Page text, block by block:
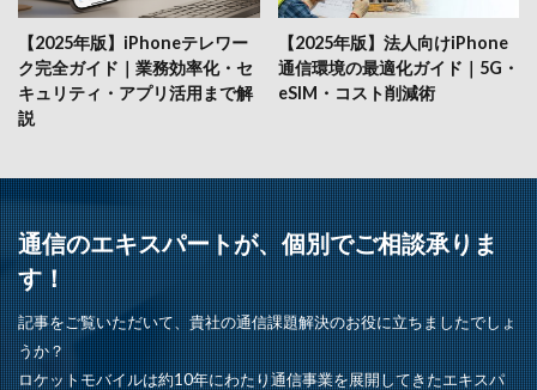
【2025年版】iPhoneテレワー
ク完全ガイド｜業務効率化・セ
キュリティ・アプリ活用まで解
説
【2025年版】法人向けiPhone
通信環境の最適化ガイド｜5G・
eSIM・コスト削減術
通信のエキスパートが、個別でご相談承りま
す！
記事をご覧いただいて、貴社の通信課題解決のお役に立ちましたでしょ
うか？
ロケットモバイルは約10年にわたり通信事業を展開してきたエキスパ